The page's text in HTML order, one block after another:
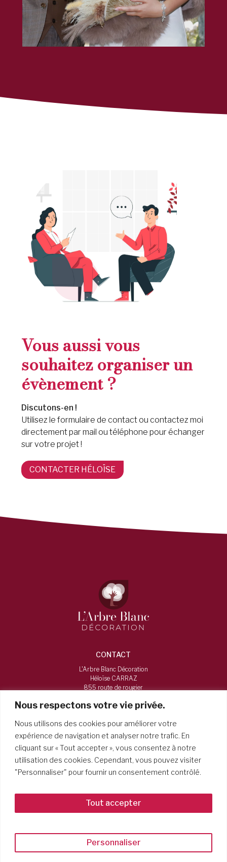
Nous respectons votre vie privée.
Nous utilisons des cookies pour améliorer votre
expérience de navigation et analyser notre trafic. En
cliquant sur « Tout accepter », vous consentez à notre
utilisation des cookies. Cependant, vous pouvez visiter
"Personnaliser" pour fournir un consentement contrôlé.
Personnaliser
Tout accepter
Vous aussi vous
souhaitez organiser un
évènement ?
Discutons-en !
Utilisez le formulaire de contact ou contactez moi
directement par mail ou téléphone pour échanger
sur votre projet !
CONTACTER HÉLOÏSE
CONTACT
L'Arbre Blanc Décoration
Héloïse CARRAZ
855 route de rougier
larbreblancdecoration@gmail.com
HORAIRES
Du mardi au samedi, de 9h à 19h
Politique de confidentialité